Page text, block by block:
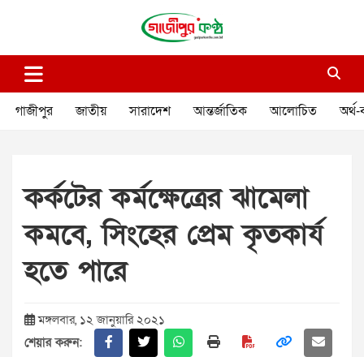
গাজীপুর কণ্ঠ
গাজীপুর জাতীয় সারাদেশ আন্তর্জাতিক আলোচিত অর্থ-
কর্কটের কর্মক্ষেত্রের ঝামেলা
কমবে, সিংহের প্রেম কৃতকার্য
হতে পারে
মঙ্গলবার, ১২ জানুয়ারি ২০২১
শেয়ার করুন: